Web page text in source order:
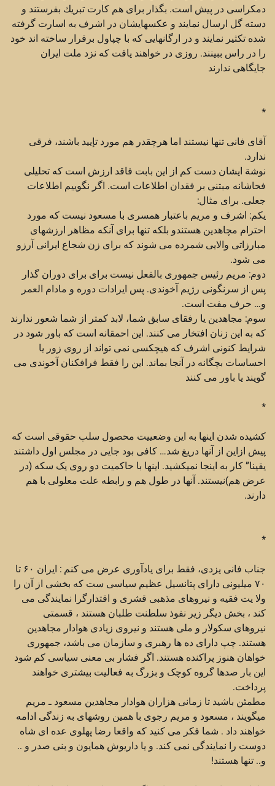
دمكراسی در پيش است. بگذار برای هم كارت تبريك بفرستند و
دسته گل ارسال نمايند و عكسهايشان در اشرف به اسارت گرفته
شده تكثير نمايند و در ارگانهايی كه با چپاول برقرار ساخته اند خود
را در راس ببينند. روزی در خواهند يافت كه نزد ملت ايران
جايگاهی ندارند
*
آقای فانی تنها نیستند اما هرچقدر هم مورد تإیید باشند، فرقی
ندارد.
نوشة ایشان دست کم از این بابت فاقد ارزش است که تحلیلی
فحاشانه مبتنی بر فقدان اطلاعات است. اگر نگوییم اطلاعات
جعلی. برای مثال:
یکم: اشرف و مریم باعتبار همسری با مسعود نیست که مورد
احترام مچاهدین هستندو بلکه تنها برای آنکه مظاهر ارزشهای
مبارزاتی والایی شمرده می شوند که برای زن شجاع ایرانی آرزو
می شود.
دوم: مریم رئیس جمهوری بالفعل نیست برای برای دوران گذار
پس از سرنگونی رژیم آخوندی. پس ایرادات دوره و مادام العمر
و… حرف مفت است.
سوم: مجاهدین یا رفقای سابق شما، لابد کمتر از شما شعور ندارند
که به این زنان افتخار می کنند. این احمقانه است که باور شود در
شرایط کنونی اشرف که هیچکسی نمی تواند از روی زور یا
احساسات بچگانه در آنجا بماند. این را فقط فرافکنان آخوندی می
گویند یا باور می کنند
*
کشیده شدن اینها به این وضعییت محصول سلب حقوقی است که
پیش ازاین از آنها دریغ شد… کافی بود جایی در مجلس اول داشتند
یقینا” کار به اینجا نمیکشید. اینها با حاکمیت دو روی یک سکه (در
عرض هم)نیستند. آنها در طول هم و رابطه علت معلولی با هم
دارند.
*
جناب فانی یزدی، فقط برای یادآوری عرض می کنم : ایران ۶۰ تا
۷۰ میلیونی دارای پتانسیل عظیم سیاسی ست که بخشی از آن را
ولا یت فقیه و نیروهای مذهبی قشری و اقتدارگرا نمایندگی می
کند ، بخش دیگر زیر نفوذ سلطنت طلبان هستند ، قسمتی
نیروهای سکولار و ملی هستند و نیروی زیادی هوادار مجاهدین
هستند. چپ دارای ده ها رهبری و سازمان می باشد، جمهوری
خواهان هنوز پراکنده هستند. اگر فشار بی معنی سیاسی کم شود
این بار صدها گروه کوچک و بزرگ به فعالیت بیشتری خواهند
پرداخت.
مطمئن باشید تا زمانی هزاران هوادار مجاهدین مسعود ـ مریم
میگویند ، مسعود و مریم رجوی با همین روشهای به زندگی ادامه
خواهند داد . شما فکر می کنید که واقعا رضا پهلوی عده ای شاه
دوست را نمایندگی نمی کند. و یا داریوش همایون و بنی صدر و ..
و.. تنها هستند!